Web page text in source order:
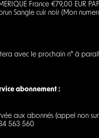
France €79,00 EUR
Sangle cuir noir (Mon
avec le prochain n° à
abonnement :
aux abonnés (appel non
563 560